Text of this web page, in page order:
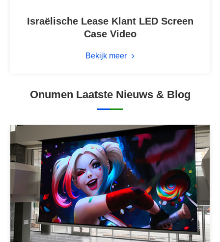
Israëlische Lease Klant LED Screen
Case Video
Bekijk meer
Onumen Laatste Nieuws & Blog